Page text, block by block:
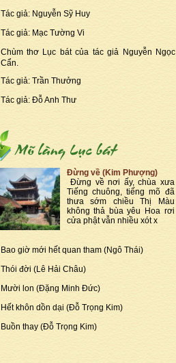
Tác giả: Nguyễn Sỹ Huy
Tác giả: Mạc Tường Vi
Chùm thơ Lục bát của tác giả Nguyễn Ngọc
Cẩn.
Tác giả: Trần Thưởng
Tác giả: Đỗ Anh Thư
Đừng về (Kim Phượng)
Đừng về nơi ấy, chùa xưa
Tiếng chuông, tiếng mõ đã
thưa sớm chiều Thị Màu
không thả bùa yêu Hoa rơi
cửa phật vẫn nhiều xót x
Bao giờ mới hết quan tham (Ngô Thái)
Thói đời (Lê Hải Châu)
Mười lon (Đặng Minh Đức)
Hết khôn dồn dại (Đỗ Trọng Kim)
Buồn thay (Đỗ Trọng Kim)